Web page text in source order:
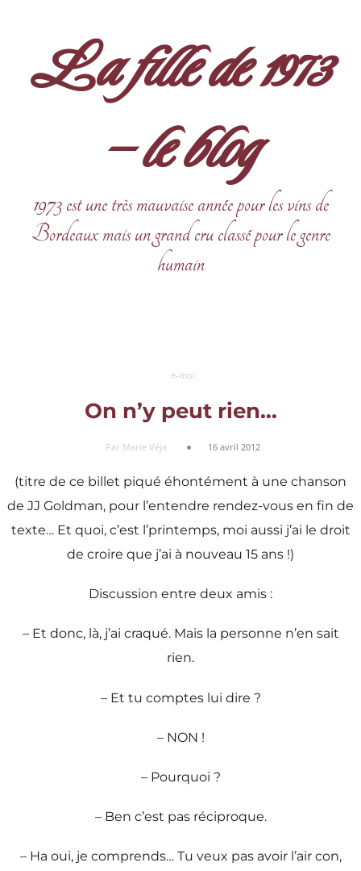
La fille de 1973
– le blog
1973 est une très mauvaise année pour les vins de
Bordeaux mais un grand cru classé pour le genre
humain
e-moi
On n’y peut rien…
Par Marie Véja 16 avril 2012
(titre de ce billet piqué éhontément à une chanson
de JJ Goldman, pour l’entendre rendez-vous en fin de
texte… Et quoi, c’est l’printemps, moi aussi j’ai le droit
de croire que j’ai à nouveau 15 ans !)
Discussion entre deux amis :
– Et donc, là, j’ai craqué. Mais la personne n’en sait
rien.
– Et tu comptes lui dire ?
– NON !
– Pourquoi ?
– Ben c’est pas réciproque.
– Ha oui, je comprends… Tu veux pas avoir l’air con,